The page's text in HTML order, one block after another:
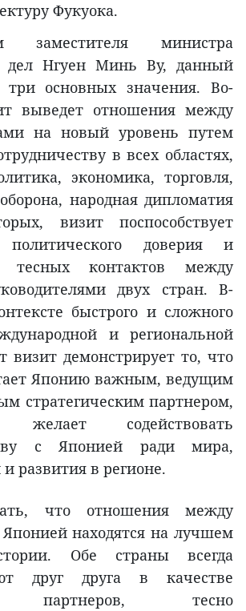
Фукуока.
министра
дел Нгуен Минь Ву, данный
три основных значения. Во-
выведет отношения между
на новый уровень путем
в всех областях,
экономика, торговля,
народная дипломатия
визит поспособствует
политического доверия и
тесных контактов между
двух стран. В-
быстрого и сложного
и региональной
визит демонстрирует то, что
Японию важным, ведущим
стратегическим партнером,
содействовать
с Японией ради мира,
развития в регионе.
что отношения между
находятся на лучшем
Обе страны всегда
друг друга в качестве
партнеров, тесно